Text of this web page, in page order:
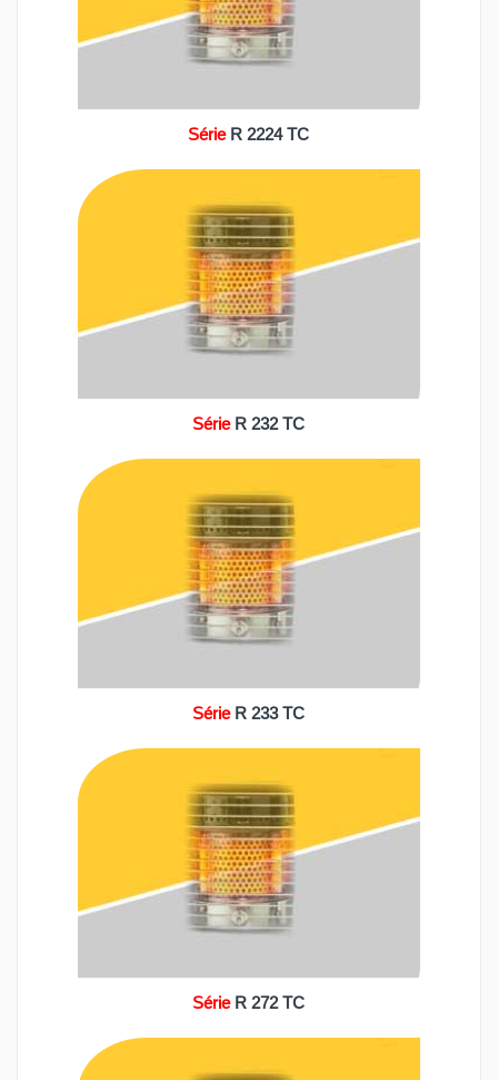
Série R 2224 TC
Série R 232 TC
Série R 233 TC
Série R 272 TC